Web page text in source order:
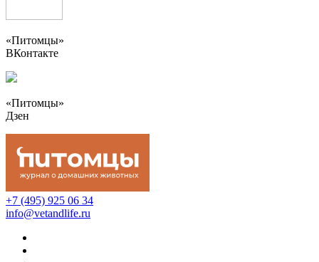
«Питомцы»
ВКонтакте
«Питомцы»
Дзен
+7 (495) 925 06 34
info@vetandlife.ru